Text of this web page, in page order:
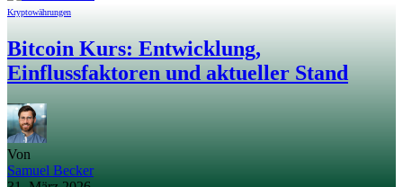
Kryptowährungen
Bitcoin Kurs: Entwicklung,
Einflussfaktoren und aktueller Stand
Von
Samuel Becker